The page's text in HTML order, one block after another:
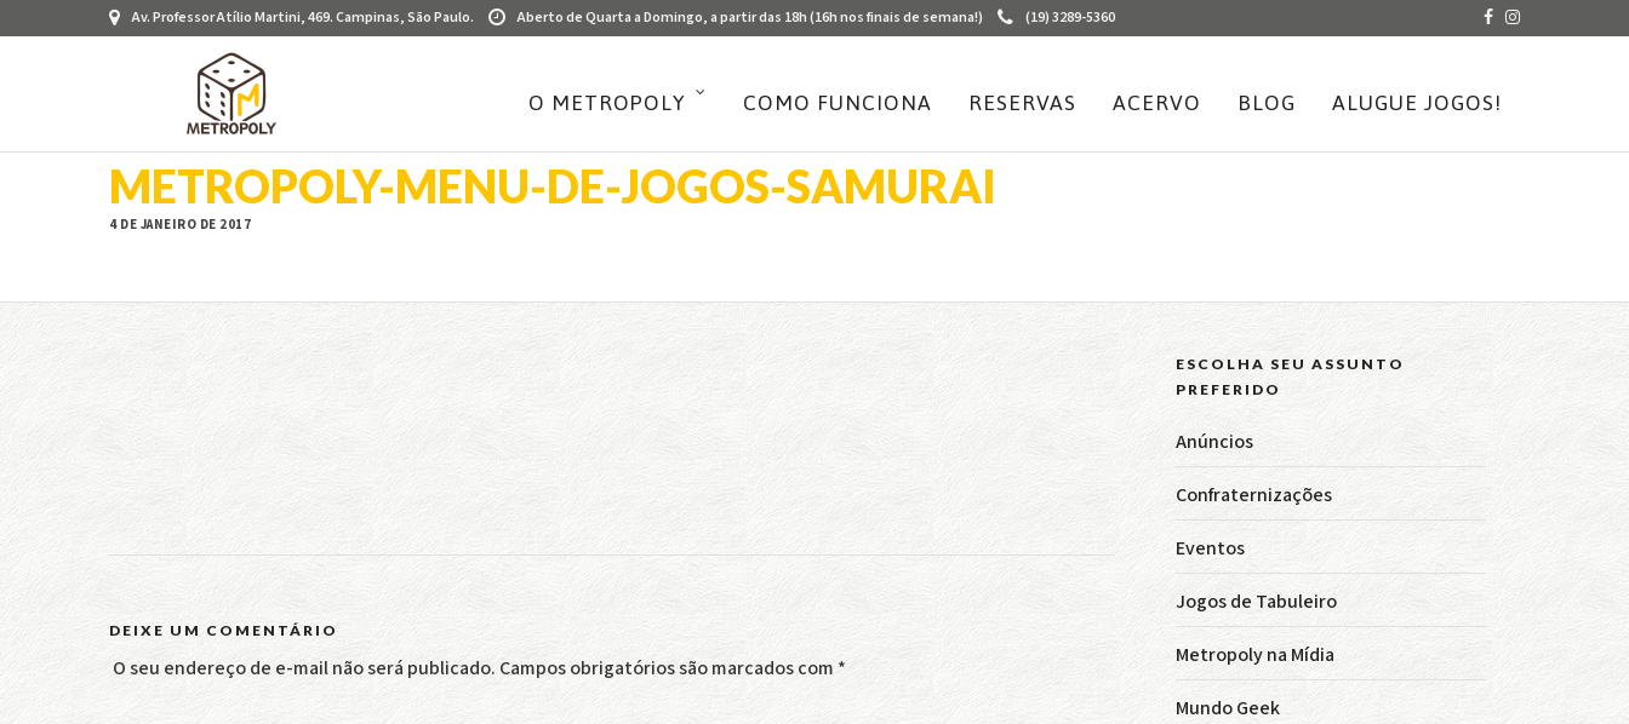
Av. Professor Atílio Martini, 469. Campinas, São Paulo. Aberto de Quarta a Domingo, a partir das 18h (16h nos finais de semana!) (19) 3289-5360
O METROPOLY COMO FUNCIONA RESERVAS ACERVO BLOG ALUGUE JOGOS!
METROPOLY-MENU-DE-JOGOS-SAMURAI
4 DE JANEIRO DE 2017
DEIXE UM COMENTÁRIO
O seu endereço de e-mail não será publicado. Campos obrigatórios são marcados com *
ESCOLHA SEU ASSUNTO
PREFERIDO
Anúncios
Confraternizações
Eventos
Jogos de Tabuleiro
Metropoly na Mídia
Mundo Geek